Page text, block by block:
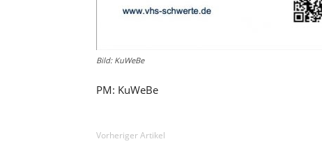
Bild: KuWeBe
PM: KuWeBe
Vorheriger Artikel